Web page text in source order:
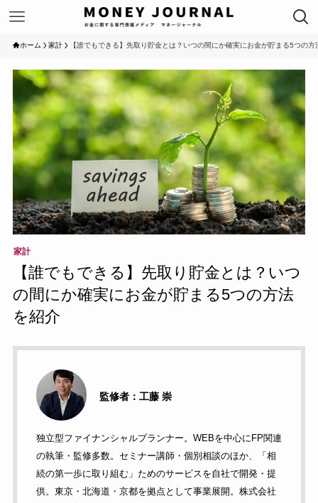
ホーム 家計 【誰でもできる】先取り貯金とは？いつの間にか確実にお金が貯まる5つの方
家計
【誰でもできる】先取り貯金とは？いつ
の間にか確実にお金が貯まる5つの方法
を紹介
監修者：工藤 崇
独立型ファイナンシャルプランナー。WEBを中心にFP関連
の執筆・監修多数。セミナー講師・個別相談のほか、「相
続の第一歩に取り組む」ためのサービスを自社で開発・提
供。東京・北海道・京都を拠点として事業展開。株式会社